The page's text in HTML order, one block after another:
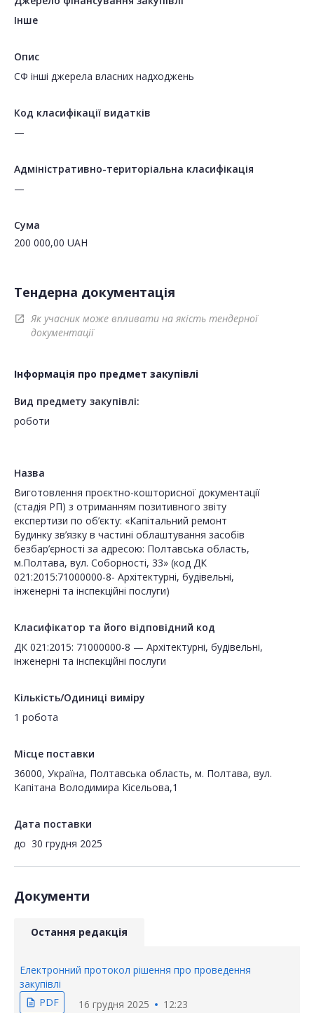
Інше
Опис
СФ інші джерела власних надходжень
Код класифікації видатків
—
Адміністративно-територіальна класифікація
—
Сума
200 000,00 UAH
Тендерна документація
open_in_new
Як учасник може впливати на якість тендерної
документації
Інформація про предмет закупівлі
Вид предмету закупівлі:
роботи
Назва
Виготовлення проєктно-кошторисної документації
(стадія РП) з отриманням позитивного звіту
експертизи по об’єкту: «Капітальний ремонт
Будинку зв’язку в частині облаштування засобів
безбар’єрності за адресою: Полтавська область,
м.Полтава, вул. Соборності, 33» (код ДК
021:2015:71000000-8- Архітектурні, будівельні,
інженерні та інспекційні послуги)
Класифікатор та його відповідний код
ДК 021:2015: 71000000-8 — Архітектурні, будівельні,
інженерні та інспекційні послуги
Кількість/Одиниці виміру
1 робота
Місце поставки
36000, Україна, Полтавська область, м. Полтава, вул.
Капітана Володимира Кісельова,1
Дата поставки
до 30 грудня 2025
Документи
Остання редакція
Електронний протокол рішення про проведення
закупівлі
description PDF 16 грудня 2025 12:23